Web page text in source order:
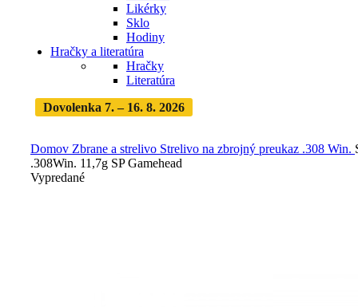
Likérky
Sklo
Hodiny
Hračky a literatúra
Hračky
Literatúra
Dovolenka 7. – 16. 8. 2026
Domov Zbrane a strelivo Strelivo na zbrojný preukaz .308 Win.
.308Win. 11,7g SP Gamehead
Vypredané